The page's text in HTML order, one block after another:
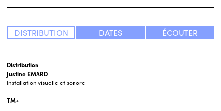
Distribution
Justine EMARD
Installation visuelle et sonore
TM+
DISTRIBUTION DATES ÉCOUTER